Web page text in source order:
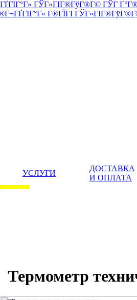
УСЛУГИ
ДОСТАВКА
И ОПЛАТА
Термометр